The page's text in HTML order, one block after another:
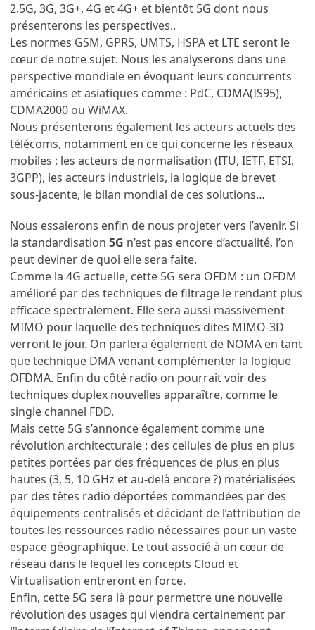
2.5G, 3G, 3G+, 4G et 4G+ et bientôt 5G dont nous
présenterons les perspectives..
Les normes GSM, GPRS, UMTS, HSPA et LTE seront le
cœur de notre sujet. Nous les analyserons dans une
perspective mondiale en évoquant leurs concurrents
américains et asiatiques comme : PdC, CDMA(IS95),
CDMA2000 ou WiMAX.
Nous présenterons également les acteurs actuels des
télécoms, notamment en ce qui concerne les réseaux
mobiles : les acteurs de normalisation (ITU, IETF, ETSI,
3GPP), les acteurs industriels, la logique de brevet
sous-jacente, le bilan mondial de ces solutions…
Nous essaierons enfin de nous projeter vers l’avenir. Si
la standardisation5G n’est pas encore d’actualité, l’on
peut deviner de quoi elle sera faite.
Comme la 4G actuelle, cette 5G sera OFDM : un OFDM
amélioré par des techniques de filtrage le rendant plus
efficace spectralement. Elle sera aussi massivement
MIMO pour laquelle des techniques dites MIMO-3D
verront le jour. On parlera également de NOMA en tant
que technique DMA venant complémenter la logique
OFDMA. Enfin du côté radio on pourrait voir des
techniques duplex nouvelles apparaître, comme le
single channel FDD.
Mais cette 5G s’annonce également comme une
révolution architecturale : des cellules de plus en plus
petites portées par des fréquences de plus en plus
hautes (3, 5, 10 GHz et au-delà encore ?) matérialisées
par des têtes radio déportées commandées par des
équipements centralisés et décidant de l’attribution de
toutes les ressources radio nécessaires pour un vaste
espace géographique. Le tout associé à un cœur de
réseau dans le lequel les concepts Cloud et
Virtualisation entreront en force.
Enfin, cette 5G sera là pour permettre une nouvelle
révolution des usages qui viendra certainement par